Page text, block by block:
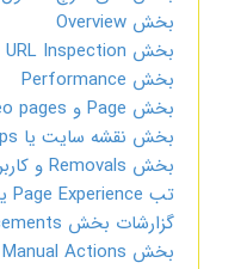
بخش Overview
بخش URL Inspection
بخش Performance
بخش Page و Video pages
بخش نقشه سایت یا Sitemaps
بخش Removals و کاربرد آن
تب Page Experience یا تجربه کاربری
گزارشات بخش Enhancements
بخش Manual Actions